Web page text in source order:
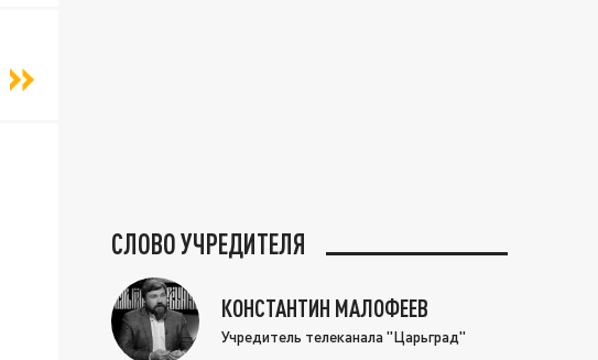
СЛОВО УЧРЕДИТЕЛЯ
КОНСТАНТИН МАЛОФЕЕВ
Учредитель телеканала "Царьград"